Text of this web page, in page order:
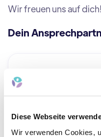
Diese Webseite
Wir verwenden Cookies,
Wir freuen uns auf dich!
Dein